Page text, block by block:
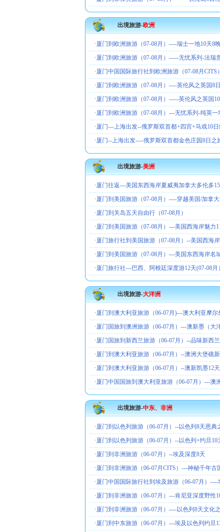
出境旅游-欧洲
·厦门到欧洲旅游（07-08月）----瑞士一地10天8
·厦门到欧洲旅游（07-08月）-----无忧系列-法
·厦门中国国际旅行社到欧洲旅游（07-08月
·厦门到欧洲旅游（07-08月）----英伦风之英国8
·厦门到欧洲旅游（07-08月）-----英伦风之英国
·厦门到欧洲旅游（07-08月）---无忧系列-纯英
·厦门---上海出发--俄罗斯双首都+四宫+马戏10
·厦门--上海出发----俄罗斯双首都金色庄园8日
出境旅游-美洲
·厦门往返---美国东西海岸夏威夷加拿大多伦多
·厦门到美国旅游（07-08月）----穿越美国/加拿
·厦门到关岛五天自由行（07-08月）
·厦门到美国旅游（07-08月）---美国西海岸魅力
·厦门旅行社到美国旅游（07-08月）--美国西海
·厦门到美国旅游（07-08月）---美国东西海岸
·厦门旅行社---巴西、阿根廷深度游12天(07-08月
出境旅游-大洋洲
·厦门到澳大利亚旅游（06-07月)---澳大利亚摩
·厦门国旅到澳洲旅游（06-07月）---澳新墨（大
·厦门国旅到新西兰旅游（06-07月）--品味新西
·厦门到澳大利亚旅游（06-07月）--澳洲大堡礁
·厦门到澳大利亚旅游（06-07月）--澳新凯墨12
·厦门中国国旅到澳大利亚旅游（06-07月）---
出境旅游-中东、非洲
·厦门到以色列旅游（06-07月）--以色列8天恩典
·厦门到以色列旅游（06-07月）--以色列+约旦
·厦门到非洲旅游（06-07月）--埃及深度8天
·厦门到非洲旅游（06-07月CITS）---神秘千年
·厦门中国国际旅行社到埃及旅游（06-07月）
·厦门到非洲旅游（06-07月）---肯尼亚深度野性
·厦门到非洲旅游（06-07月）----以色列8天文化
·厦门到中东旅游（06-07月）---埃及以色列约旦